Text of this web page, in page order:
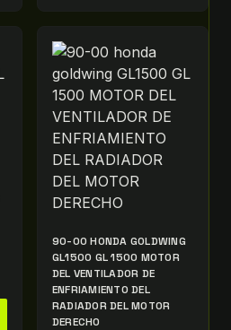
90-00 HONDA GOLDWING
GL1500 GL 1500 MOTOR
DEL VENTILADOR DE
ENFRIAMIENTO DEL
RADIADOR DEL MOTOR
DERECHO